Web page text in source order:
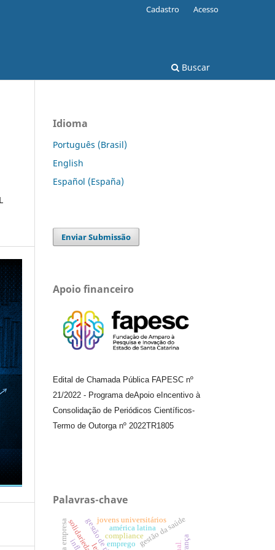
Buscar
Cadastro Acesso
Idioma
Português (Brasil)
English
Español (España)
Enviar Submissão
Apoio financeiro
Edital de Chamada Pública FAPESC nº
21/2022 - Programa deApoio e Incentivo à
Consolidação de Periódicos Científicos-
Termo de Outorga nº 2022TR1805
Palavras-chave
compliancegestão da saúde
jovens universitários
solidariedade emprego
américa latina